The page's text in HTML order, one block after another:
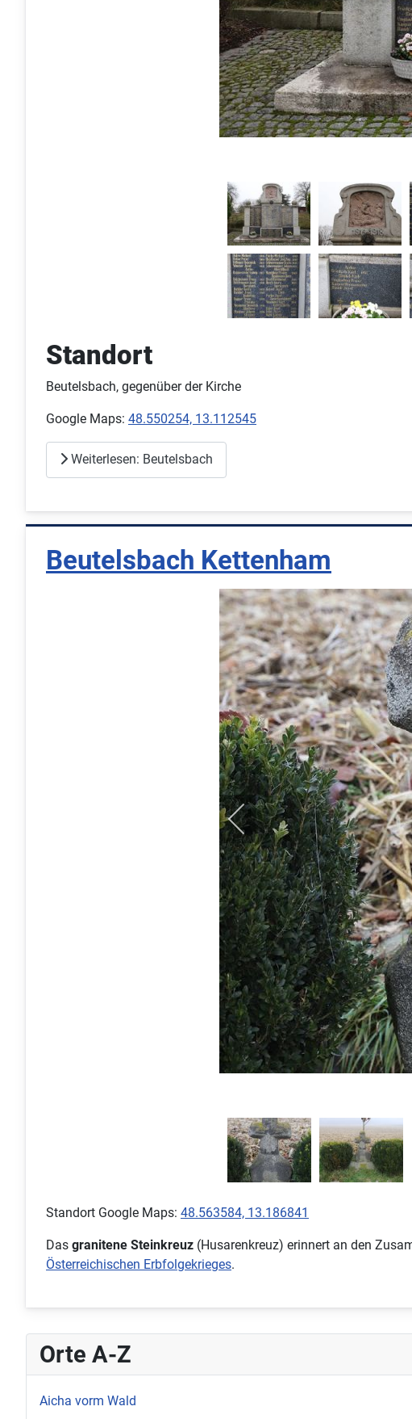
Standort
Beutelsbach, gegenüber der Kirche
Google Maps: 48.550254, 13.112545
Weiterlesen: Beutelsbach
Beutelsbach Kettenham
Standort Google Maps: 48.563584, 13.186841
Das granitene Steinkreuz (Husarenkreuz) erinnert an den
Österreichischen Erbfolgekrieges.
Orte A-Z
Aicha vorm Wald